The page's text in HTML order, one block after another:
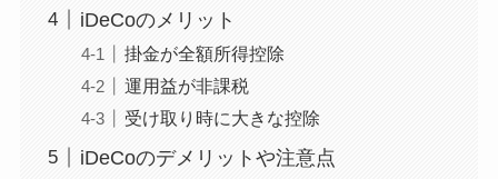
iDeCoのメリット
掛金が全額所得控除
運用益が非課税
受け取り時に大きな控除
iDeCoのデメリットや注意点